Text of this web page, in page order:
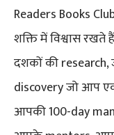
Readers Books
शक्ति में विश्वास
दशकों की
discovery जो आप
आपकी 100-day